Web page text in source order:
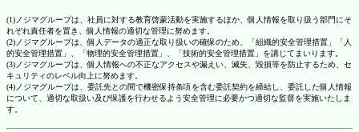
(1)ノジマグループは、社員に対する教育啓蒙活動を実施するほか、個人情報を取り扱う部門にそ
れぞれ責任者を置き、個人情報の適切な管理に努めます。
(2)ノジマグループは、個人データの適正な取り扱いの確保のため、「組織的安全管理措置」「人
的安全管理措置」、「物理的安全管理措置」、「技術的安全管理措置」を講じてまいります。
(3)ノジマグループは、個人情報への不正なアクセスや漏えい、滅失、毀損等を防止するため、セ
キュリティのレベル向上に努めます。
(4)ノジマグループは、委託先との間で機密保持条項を含む委託契約を締結し、委託した個人情報
について、適切な取扱い及び保護を行わせるよう安全管理に必要かつ適切な監督を実施いたしま
す。